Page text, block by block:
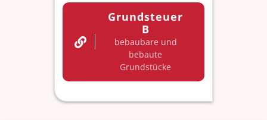
Grundsteuer
B
bebaubare und
bebaute
Grundstücke